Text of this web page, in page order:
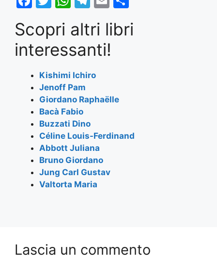
c
e
b
o
o
k
itt
er
at
s
A
p
p
e
gr
a
m
ai
l
ar
Scopri altri libri
interessanti!
Kishimi Ichiro
Jenoff Pam
Giordano Raphaëlle
Bacà Fabio
Buzzati Dino
Céline Louis-Ferdinand
Abbott Juliana
Bruno Giordano
Jung Carl Gustav
Valtorta Maria
Lascia un commento